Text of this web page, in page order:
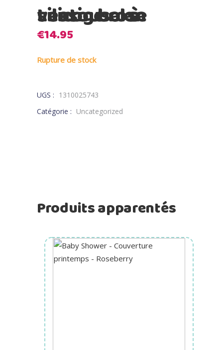
Lassig bol à ventouse en silicone rose
€14.95
Rupture de stock
UGS : 1310025743
Catégorie : Uncategorized
Produits apparentés